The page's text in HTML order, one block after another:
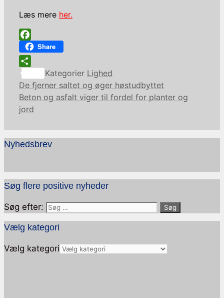
Læs mere her.
Facebook
Share
Share
Kategorier Lighed
De fjerner saltet og øger høstudbyttet
Beton og asfalt viger til fordel for planter og
jord
Nyhedsbrev
Søg flere positive nyheder
Søg efter:
Vælg kategori
Vælg kategori